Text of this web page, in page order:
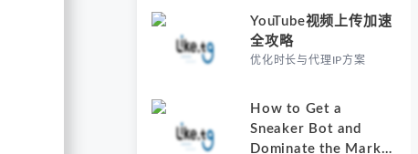
YouTube视频上传加速
全攻略
优化时长与代理IP方案
How to Get a
Sneaker Bot and
Dominate the Market